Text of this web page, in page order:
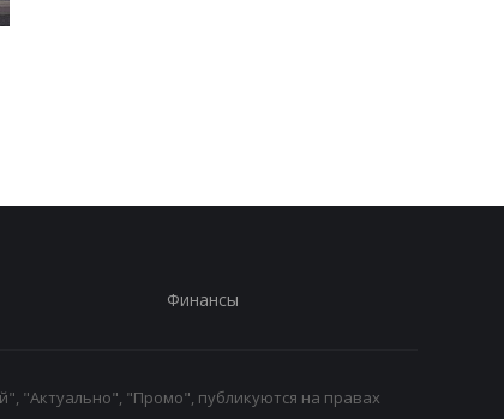
Финансы
"Актуально", "Промо", публикуются на правах